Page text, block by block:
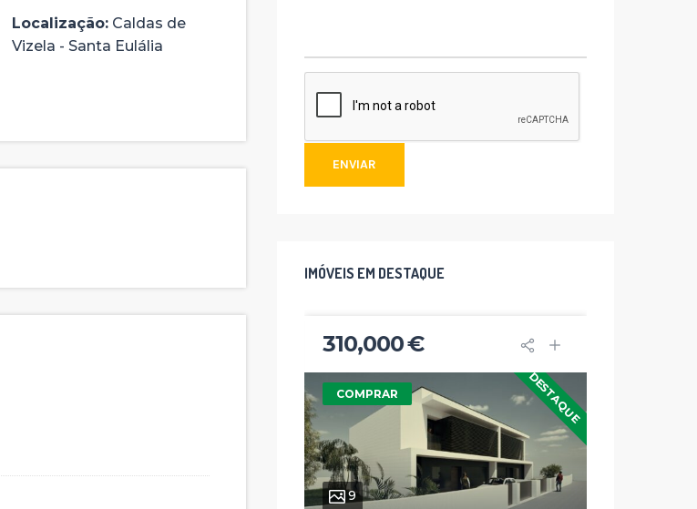
Localização: Caldas de
Vizela - Santa Eulália
ENVIAR
IMÓVEIS EM DESTAQUE
310,000 €
COMPRAR DESTAQUE
9